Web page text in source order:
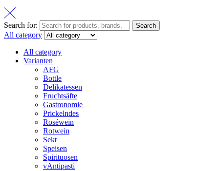
Search for: Search
All category
All category
Varianten
AFG
Bottle
Delikatessen
Fruchtsäfte
Gastronomie
Prickelndes
Roséwein
Rotwein
Sekt
Speisen
Spirituosen
vAntipasti